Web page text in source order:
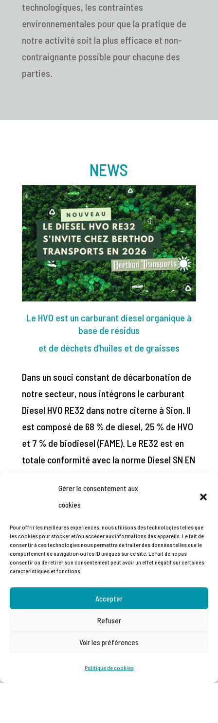
Gérer le consentement aux
cookies
Pour offrir les meilleures expériences, nous utilisons des technologies telles que
les cookies pour stocker et/ou accéder aux informations des appareils. Le fait de
consentir à ces technologies nous permettra de traiter des données telles que le
comportement de navigation ou les ID uniques sur ce site. Le fait de ne pas
consentir ou de retirer son consentement peut avoir un effet négatif sur certaines
caractéristiques et fonctions.
Accepter
Refuser
Voir les préférences
Politique de cookies
technologiques, les contraintes
environnementales pour que la pratique de
notre activité soit la plus efficace et non-
contraignante possible pour chacune des
parties.
NEWS
Le HVO est un carburant diesel organique à
base de résidus
et de déchets d’huiles et de graisses
Dans un souci constant de décarbonation de
notre secteur, nous intégrons le carburant
Diesel HVO RE32 dans notre citerne à Sion. Il
est composé de 68 % de diesel, 25 % de HVO
et 7 % de biodiesel (FAME). Le RE32 est en
totale conformité avec la norme Diesel SN EN
véhicules diesel.
mélange Diesel HVO RE32 sont de 25 % par
rapport au diesel fossile. Comme le HVO
contient moins de substances indésirables
telles que soufre et composés aromatiques,
il brûle très proprement et émet moins de